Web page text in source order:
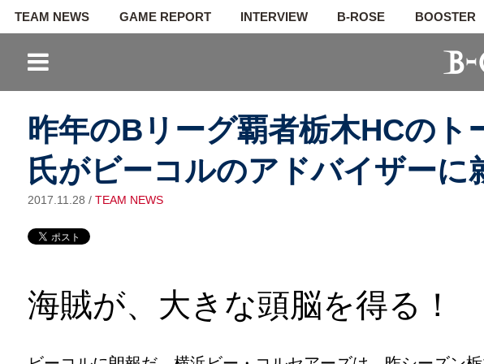
TEAM NEWS GAME REPORT INTERVIEW B-ROSE BOOSTER
昨年のBリーグ覇者栃木HCのト
氏がビーコルのアドバイザーに
2017.11.28 / TEAM NEWS
海賊が、大きな頭脳を得る！